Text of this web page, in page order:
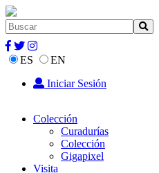
ES
EN
Iniciar Sesión
Colección
Curadurías
Colección
Gigapixel
Visita